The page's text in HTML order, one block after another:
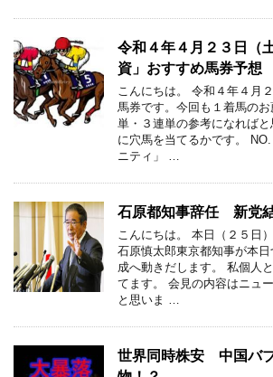
令和４年４月２３日
資」おすすめ馬券予想
こんにちは。 令和４年４月
馬券です。今回も１着馬の
単・３連単の参考になれば
に穴馬を当てるかです。
ニティ」 …
石原都知事辞任 新党
こんにちは。 本日（２５日
石原慎太郎東京都知事が本
成へ動きだします。 私個人
てます。 会見の内容はニュ
と思いま …
世界同時株安 中国バ